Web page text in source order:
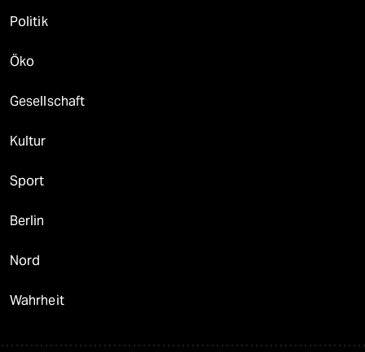
Politik
Öko
Gesellschaft
Kultur
Sport
Berlin
Nord
Wahrheit